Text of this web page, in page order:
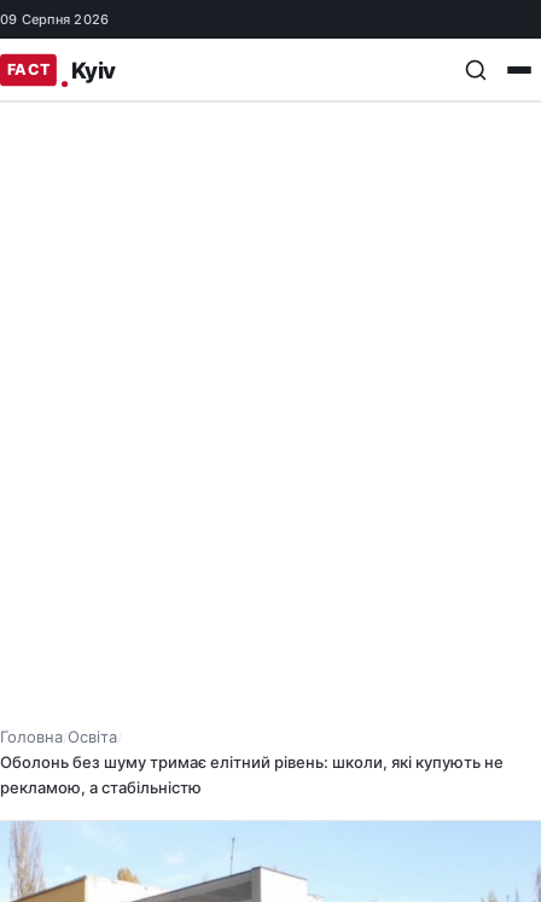
09 Серпня 2026
Головна/Освіта/
Оболонь без шуму тримає елітний рівень: школи, які купують не
рекламою, а стабільністю